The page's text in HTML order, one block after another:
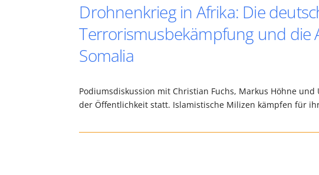
Drohnenkrieg in Afrika: Die
Terrorismusbekämpfung und die
Somalia
Podiumsdiskussion mit Christian Fuchs, Markus Höhne
der Öffentlichkeit statt. Islamistische Milizen kämpfen für